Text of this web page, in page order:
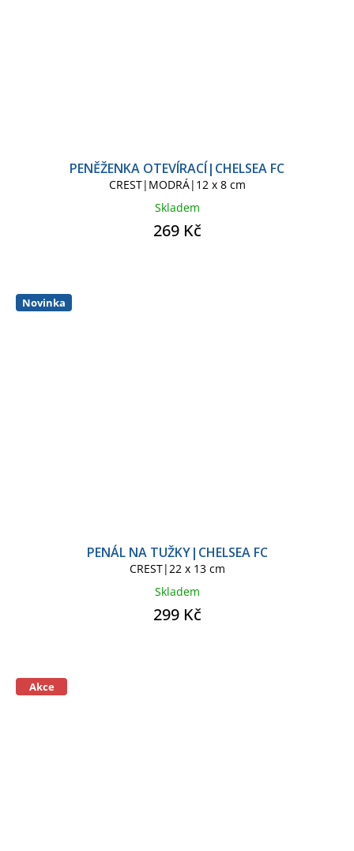
PENĚŽENKA OTEVÍRACÍ|CHELSEA FC
CREST|MODRÁ|12 x 8 cm
Skladem
269 Kč
Novinka
PENÁL NA TUŽKY|CHELSEA FC
CREST|22 x 13 cm
Skladem
299 Kč
Akce